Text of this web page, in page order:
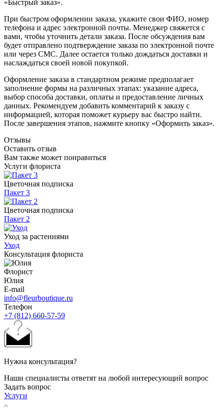
«Быстрый заказ».
При быстром оформлении заказа, укажите свои ФИО, номер
телефона и адрес электронной почты. Менеджер свяжется с
вами, чтобы уточнить детали заказа. После обсуждения вам
будет отправлено подтверждение заказа по электронной почте
или через СМС. Далее остается только дождаться доставки и
наслаждаться своей новой покупкой.
Оформление заказа в стандартном режиме предполагает
заполнение формы на различных этапах: указание адреса,
выбор способа доставки, оплаты и предоставление личных
данных. Рекомендуем добавить комментарий к заказу с
информацией, которая поможет курьеру вас быстро найти.
После завершения этапов, нажмите кнопку «Оформить заказ».
Отзывы
Оставить отзыв
Вам также может понравиться
Услуги флориста
Цветочная подписка
Пакет 3
Цветочная подписка
Пакет 2
Уход за растениями
Уход
Консультация флориста
Флорист
Юлия
E-mail
info@fleurboutique.ru
Телефон
+7 (812) 660-57-59
Нужна консультация?
Наши специалисты ответят на любой интересующий вопрос
Задать вопрос
Услуги